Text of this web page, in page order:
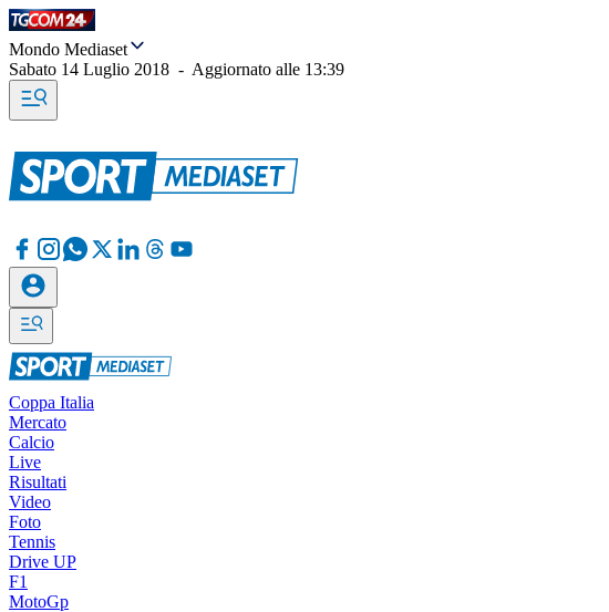
Mondo Mediaset
Sabato 14 Luglio 2018 - Aggiornato alle 13:39
Coppa Italia
Mercato
Calcio
Live
Risultati
Video
Foto
Tennis
Drive UP
F1
MotoGp